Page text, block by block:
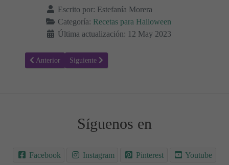
Escrito por: Estefanía Morera
Categoría: Recetas para Halloween
Última actualización: 12 May 2023
Artículo anterior: Brochetas fantasmales: Recetas para Halloween
Anterior Artículo siguiente: Receta de Tarta Halloween con
Siguiente
Síguenos en
Facebook Instagram Pinterest Youtube